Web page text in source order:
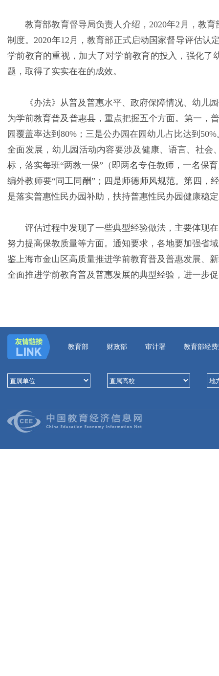
教育部教育督导局负责人介绍，2020年2月，教
制度。2020年12月，教育部正式启动国家督导评估认
学前教育的重视，加大了对学前教育的投入，强化
题，取得了实实在在的成效。
《办法》从普及普惠水平、政府保障情况、幼儿
为学前教育普及普惠县，重点把握五个方面。第一，
园覆盖率达到80%；三是公办园在园幼儿占比达到
全面发展，幼儿园活动内容要涉及健康、语言、社
标，落实每班“两教一保”（即两名专任教师，一名保
编外教师要“同工同酬”；四是师德师风规范。第四，
是落实普惠性民办园补助，扶持普惠性民办园健康稳
评估过程中发现了一些典型经验做法，主要体现
努力提高保教质量等方面。通知要求，各地要加强省
鉴上海市金山区高质量推进学前教育普及普惠发展、
全面推进学前教育普及普惠发展的典型经验，进一步
教育部 财政部 审计署 教育部经